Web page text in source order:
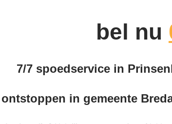
bel nu
7/7 spoedservice in
in gemeente